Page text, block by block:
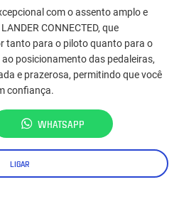
com o assento amplo e
CONNECTED, que
tanto para o piloto quanto para o
posicionamento das pedaleiras,
e prazerosa, permitindo que você
confiança.
WHATSAPP
LIGAR